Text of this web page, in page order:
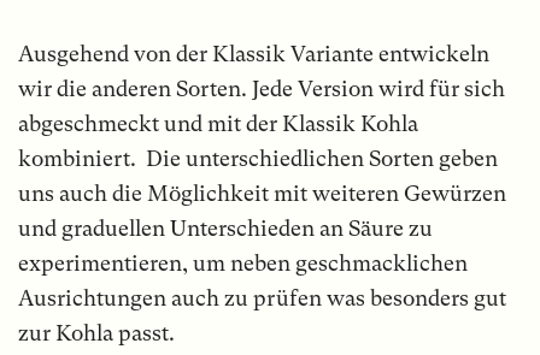
Ausgehend von der Klassik Variante entwickeln
wir die anderen Sorten. Jede Version wird für sich
abgeschmeckt und mit der Klassik Kohla
kombiniert. Die unterschiedlichen Sorten geben
uns auch die Möglichkeit mit weiteren Gewürzen
und graduellen Unterschieden an Säure zu
experimentieren, um neben geschmacklichen
Ausrichtungen auch zu prüfen was besonders gut
zur Kohla passt.